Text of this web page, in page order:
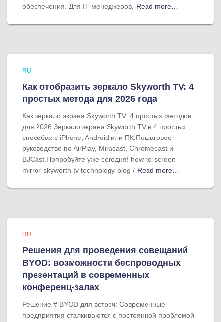
обеспечения. Для IT-менеджеров,
Read more…
RU
Как отобразить зеркало Skyworth TV: 4
простых метода для 2026 года
Как зеркало экрана Skyworth TV: 4 простых методов
для 2026 Зеркало экрана Skyworth TV в 4 простых
способах с iPhone, Android или ПК.Пошаговое
руководство по AirPlay, Miracast, Chromecast и
BJCast.Попробуйте уже сегодня! how-to-screen-
mirror-skyworth-tv technology-blog / Read more…
RU
Решения для проведения совещаний
BYOD: возможности беспроводных
презентаций в современных
конференц-залах
Решение # BYOD для встреч: Современные
предприятия сталкиваются с постоянной проблемой